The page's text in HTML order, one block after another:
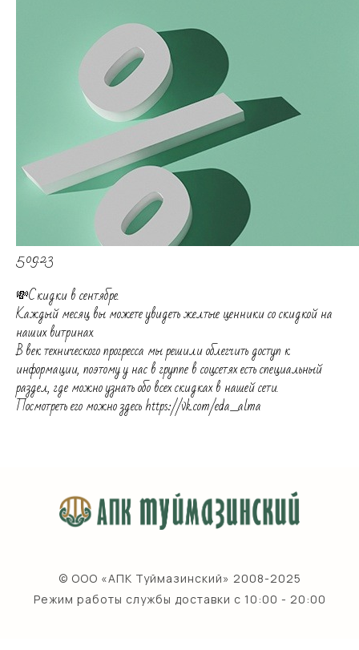
5.09.23
💸Скидки в сентябре.
Каждый месяц вы можете увидеть желтые ценники со скидкой на
наших витринах.
В век технического прогресса мы решили облегчить доступ к
информации, поэтому у нас в группе в соцсетях есть специальный
раздел, где можно узнать обо всех скидках в нашей сети.
Посмотреть его можно здесь https://vk.com/eda_alma
© ООО «АПК Туймазинский» 2008-2025
Режим работы службы доставки с 10:00 - 20:00